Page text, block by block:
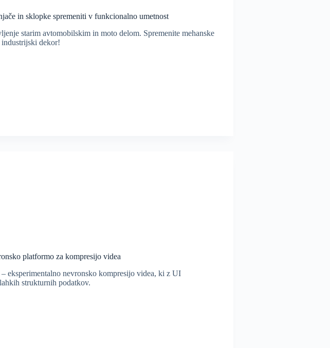
in sklopke spremeniti v funkcionalno umetnost
starim avtomobilskim in moto delom. Spremenite mehanske
dekor!
platformo za kompresijo videa
eksperimentalno nevronsko kompresijo videa, ki z UI
strukturnih podatkov.